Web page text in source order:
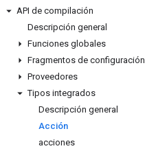
API de compilación
Descripción general
Funciones globales
Fragmentos de configuración
Proveedores
Tipos integrados
Descripción general
Acción
acciones